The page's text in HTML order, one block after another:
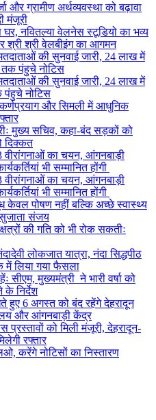
और ग्रामीण अर्थव्यवस्था को बढ़ावा
मंजूरी
नवितल्या वेलनेस स्टूडियो का भव्य
श्री श्री वेलबीइंग का आगमन
की सुनवाई जारी, 24 लाख में
पंहुचे नोटिस
की सुनवाई जारी, 24 लाख में
नोटिस
कर्णप्रयाग और सिमली में आधुनिक
मुख्य सचिव, कहा-बंद सड़कों को
दिक्कत
वीरांगनाओं का चयन, आंगनबाड़ी
भी सम्मानित होंगी
वीरांगनाओं का चयन, आंगनबाड़ी
भी सम्मानित होंगी
केवल पोषण नहीं बल्कि अच्छे स्वास्थ्य
संजय
की गति को भी रोक सकतीः
लोकजात यात्रा, नंदा सिद्धपीठ
में लिया गया फैसला
सीएम, मुख्यमंत्री ने भारी वर्षा को
के निर्देश
हुए 6 अगस्त को बंद रहेंगे देहरादून
और आंगनबाड़ी केंद्र
प्रस्तावों को मिली मंजूरी, देहरादून-
रफ्तार
करेंगे नोटिसों का निस्तारण